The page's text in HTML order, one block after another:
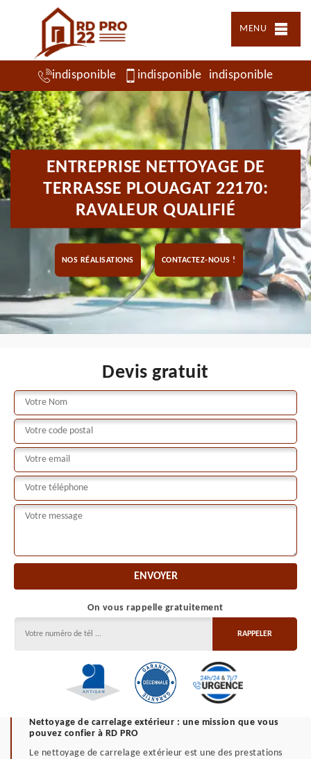
MENU
indisponible indisponible indisponible
ENTREPRISE NETTOYAGE DE
TERRASSE PLOUAGAT 22170:
RAVALEUR QUALIFIÉ
NOS RÉALISATIONS CONTACTEZ-NOUS !
Devis gratuit
On vous rappelle gratuitement
Nettoyage de carrelage extérieur : une mission que vous
pouvez confier à RD PRO
Le nettoyage de carrelage extérieur est une des prestations